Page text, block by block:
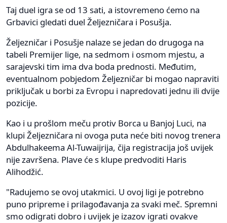
Taj duel igra se od 13 sati, a istovremeno ćemo na
Grbavici gledati duel Željezničara i Posušja.
Željezničar i Posušje nalaze se jedan do drugoga na
tabeli Premijer lige, na sedmom i osmom mjestu, a
sarajevski tim ima dva boda prednosti. Međutim,
eventualnom pobjedom Željezničar bi mogao napraviti
priključak u borbi za Evropu i napredovati jednu ili dvije
pozicije.
Kao i u prošlom meču protiv Borca u Banjoj Luci, na
klupi Željezničara ni ovoga puta neće biti novog trenera
Abdulhakeema Al-Tuwaijrija, čija registracija još uvijek
nije završena. Plave će s klupe predvoditi Haris
Alihodžić.
"Radujemo se ovoj utakmici. U ovoj ligi je potrebno
puno pripreme i prilagođavanja za svaki meč. Spremni
smo odigrati dobro i uvijek je izazov igrati ovakve